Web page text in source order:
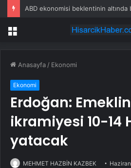
ABD ekonomisi beklentinin altında
Menü
Anasayfa / Ekonomi
Ekonomi
Erdoğan:
ikramiyesi 10-14
yatacak
MEHMET HAZBİN KAZBEK